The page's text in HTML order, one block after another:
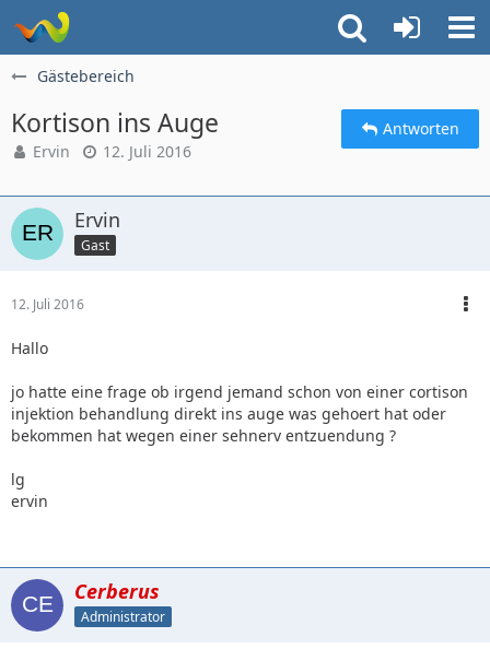
Gästebereich
Kortison ins Auge
Ervin 12. Juli 2016
Antworten
Ervin
Gast
12. Juli 2016
Hallo
jo hatte eine frage ob irgend jemand schon von einer cortison
injektion behandlung direkt ins auge was gehoert hat oder
bekommen hat wegen einer sehnerv entzuendung ?
lg
ervin
Cerberus
Administrator